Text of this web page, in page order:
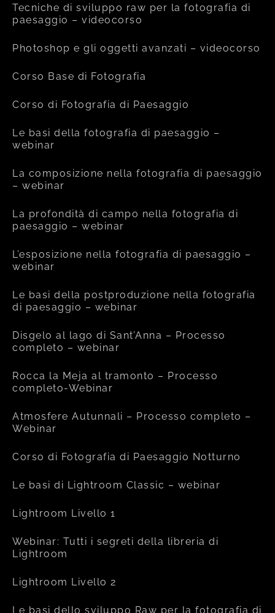
Tecniche di sviluppo raw per la fotografia di
paesaggio – videocorso
Photoshop e gli oggetti avanzati – videocorso
Corso Base di Fotografia
Corso di Fotografia di Paesaggio
Le basi della fotografia di paesaggio –
webinar
La composizione nella fotografia di paesaggio
– webinar
La profondità di campo nella fotografia di
paesaggio – webinar
L’esposizione nella fotografia di paesaggio –
webinar
Le basi della postproduzione nella fotografia
di paesaggio – webinar
Disgelo al lago di Sant’Anna – Processo
completo – webinar
Rocca la Meja al tramonto – Processo
completo-Webinar
Atmosfere Autunnali – Processo completo –
Webinar
Corso di Fotografia di Paesaggio Notturno
Le basi di Lightroom Classic – webinar
Lightroom Livello 1
Webinar: Tutti i segreti della libreria di
Lightroom
Lightroom Livello 2
Le basi dello sviluppo Raw per la fotografia di